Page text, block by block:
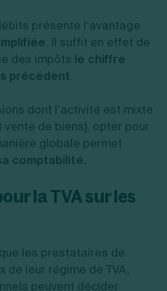
présente l’avantage
. Il suffit en effet de
des impôts le chiffre
précédent.
dont l’activité est mixte
de biens), opter pour
globale permet
comptabilité.
la TVA sur les
les prestataires de
de leur régime de TVA,
peuvent décider